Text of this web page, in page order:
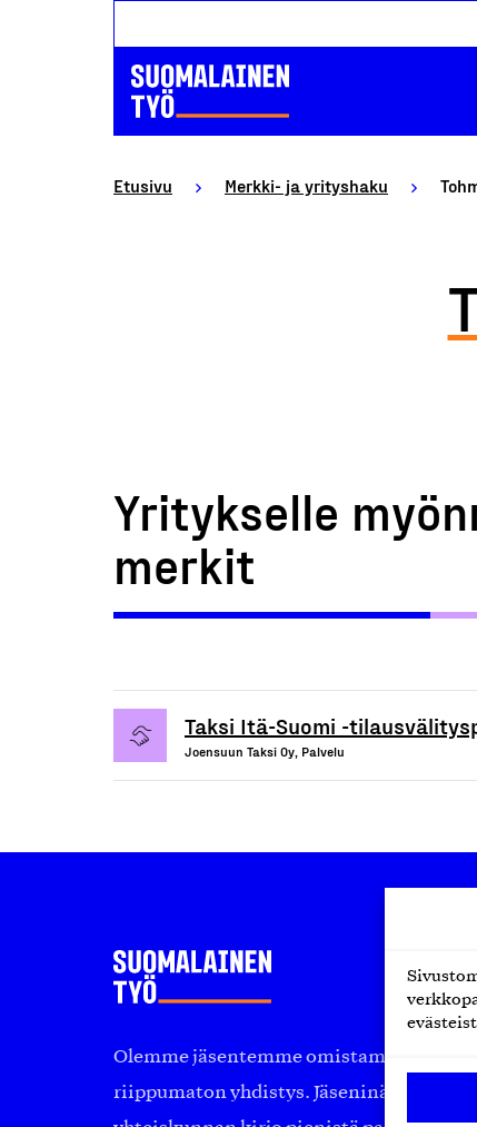
Etusivu Merkki- ja yrityshaku
Yritykselle
merkit
Taksi Itä-Suomi -
Joensuun Taksi Oy, Palvelu
Olemme jäsentemme omistama
riippumaton yhdistys. Jäseninämme on